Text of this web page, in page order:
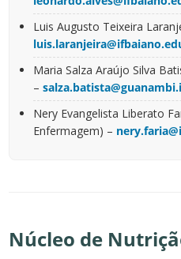
Luis Augusto Teixeira
Maria Salza Araújo Silva
–
Nery Evangelista Liberato
Enfermagem) –
Núcleo de